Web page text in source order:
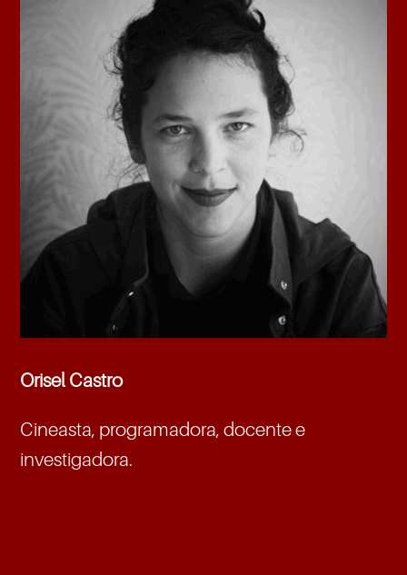
Orisel Castro
Cineasta, programadora, docente e
investigadora.